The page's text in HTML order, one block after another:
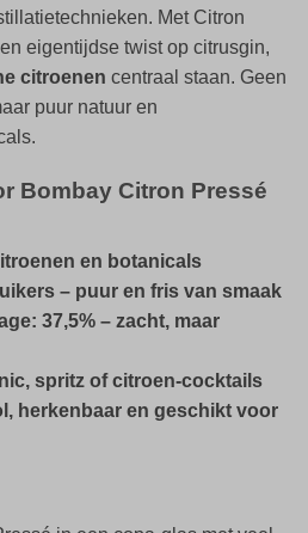
Met Citron
eigentijdse twist op citrusgin,
citroenen centraal staan. Geen
puur natuur en
Bombay Citron Pressé
en botanicals
– puur en fris van smaak
37,5% – zacht, maar
spritz of citroen-cocktails
herkenbaar en geschikt voor